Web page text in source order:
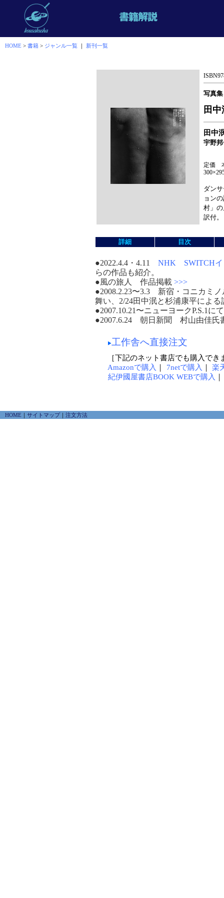
HOME > 書籍 > ジャンル一覧 ｜ 新刊一覧
写真集
田
田中
宇野
定価
ダン
ョン
村」
訳付。
詳細 目次
●2022.4.4・4.11 NHK SWITCHイ
らの作品も紹介。
●風の旅人 作品掲載 >>>
●2008.2.23〜3.3 新宿・コニカミ
舞い、2/24田中泯と杉浦康平によ
●2007.10.21〜ニューヨークP.S.1に
●2007.6.24 朝日新聞 村山由佳氏
工作舎へ直接注文
［下記のネット書店でも購入でき
Amazonで購入
7netで購入
楽
紀伊國屋書店BOOK WEBで購入
HOME ｜ サイトマップ｜ 注文方法